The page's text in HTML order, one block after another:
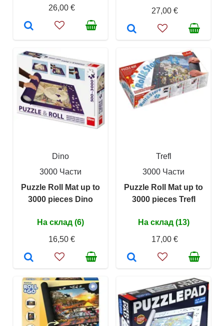
26,00 €
27,00 €
Dino
3000 Части
Puzzle Roll Mat up to
3000 pieces Dino
На склад (6)
16,50 €
Trefl
3000 Части
Puzzle Roll Mat up to
3000 pieces Trefl
На склад (13)
17,00 €